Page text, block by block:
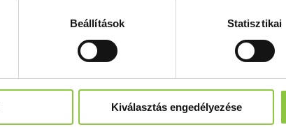
Beállítások Statisztikai
Kiválasztás engedélyezése